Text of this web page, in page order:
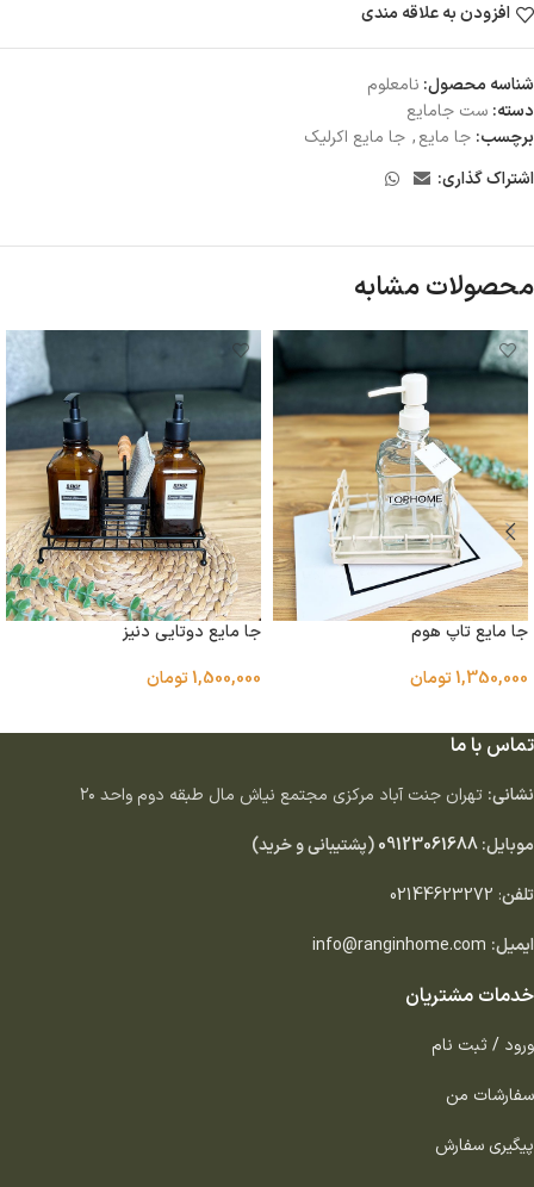
افزودن به علاقه مندی
شناسه محصول: نامعلوم
دسته: ست جامایع
برچسب: جا مایع, جا مایع اکرلیک
اشتراک گذاری:
محصولات مشابه
جا مایع تاپ هوم
1,350,000تومان
جا مایع دوتایی دنیز
1,500,000تومان
تماس با ما
نشانی: تهران جنت آباد مركزى مجتمع نياش مال طبقه دوم واحد ٢٠
موبایل:09123061688(پشتیبانی و خرید)
تلفن:
02144623272
ایمیل: info@ranginhome.com
خدمات مشتریان
ورود / ثبت نام
سفارشات من
پیگیری سفارش